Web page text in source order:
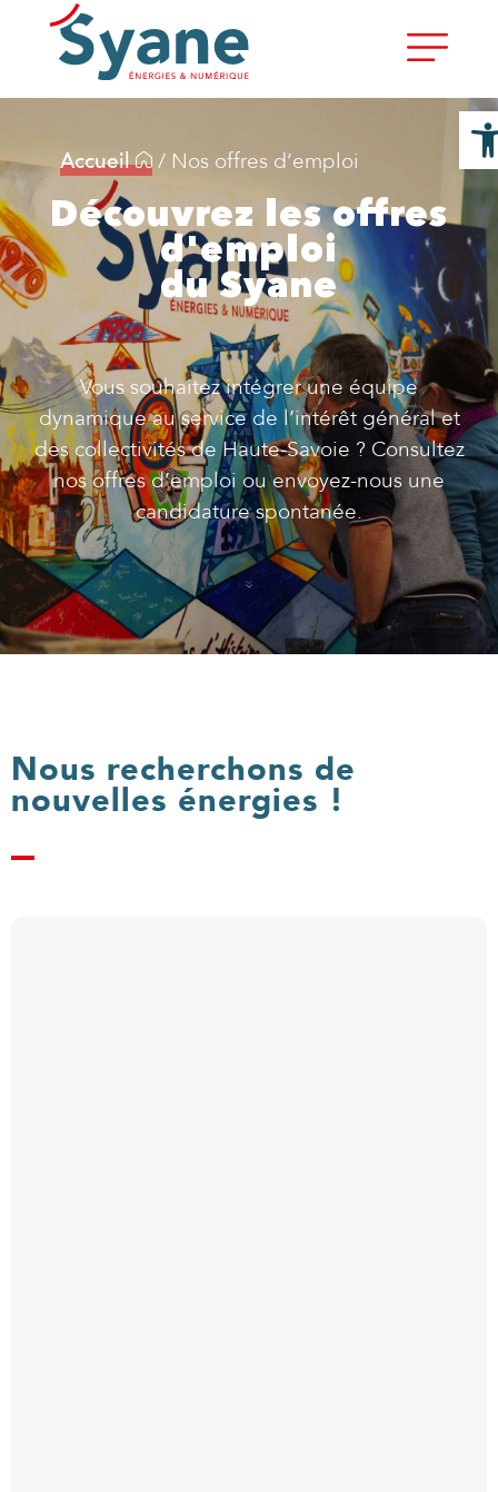
Accueil / Nos offres d’emploi
Découvrez les offres
d'emploi
du Syane
Vous souhaitez intégrer une équipe
dynamique au service de l’intérêt général et
des collectivités de Haute-Savoie ? Consultez
nos offres d’emploi ou envoyez-nous une
candidature spontanée.
Nous recherchons de
nouvelles énergies !